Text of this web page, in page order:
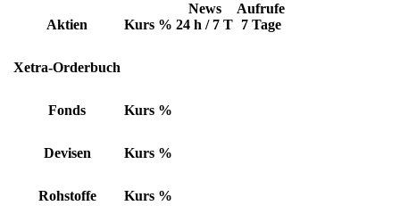
Aktien Kurs %
News
24 h / 7 T
Aufrufe
7 Tage
Xetra-Orderbuch
Fonds Kurs %
Devisen Kurs %
Rohstoffe Kurs %